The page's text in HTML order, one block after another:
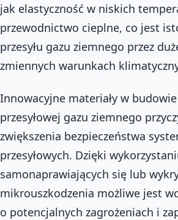
jak elastyczność w niskich
przewodnictwo cieplne, co jest
przesyłu gazu ziemnego przez
zmiennych warunkach
Innowacyjne materiały w
przesyłowej gazu ziemnego
zwiększenia bezpieczeństwa
przesyłowych. Dzięki
samonaprawiających się lub
mikrouszkodzenia możliwe jest
o potencjalnych zagrożeniach i